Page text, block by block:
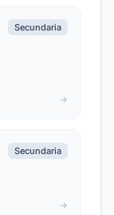
Secundaria
Secundaria